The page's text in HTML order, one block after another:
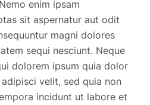
enim ipsam
sit aspernatur aut odit
magni dolores
sequi nesciunt. Neque
dolorem ipsum quia dolor
velit, sed quia non
incidunt ut labore et